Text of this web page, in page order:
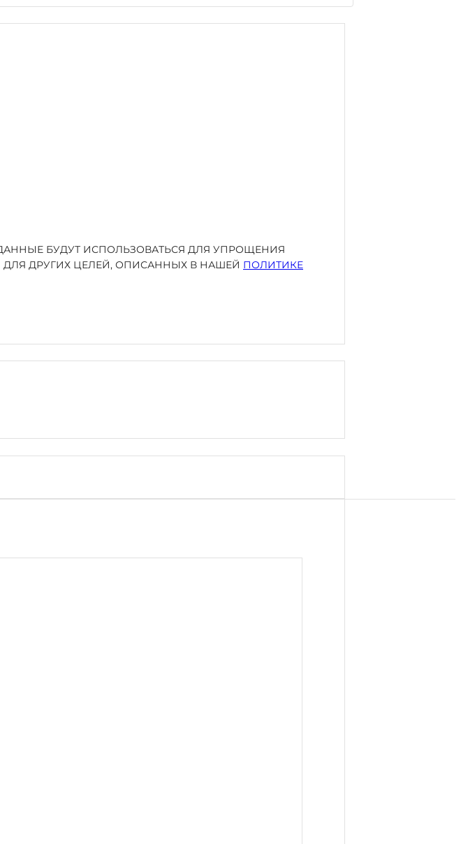
БУДУТ ИСПОЛЬЗОВАТЬСЯ ДЛЯ УПРОЩЕНИЯ
ДРУГИХ ЦЕЛЕЙ, ОПИСАННЫХ В НАШЕЙ ПОЛИТИКЕ